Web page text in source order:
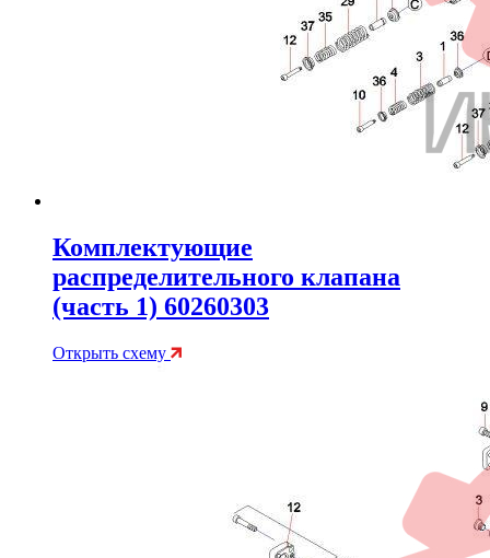
Комплектующие
распределительного клапана
(часть 1) 60260303
Открыть схему